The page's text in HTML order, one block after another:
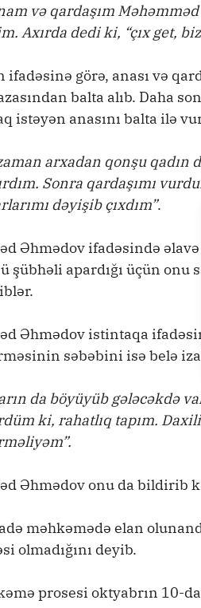
və qardaşım
Axırda dedi ki, “çıx get,
ifadəsinə görə, anası və
balta alıb. Daha
istəyən anasını balta ilə
arxadan qonşu
Sonra qardaşımı
dəyişib çıxdım”.
Əhmədov ifadəsində
şübhəli apardığı üçün
Əhmədov istintaqa
səbəbini isə belə
da böyüyüb gələcəkdə
ki, rahatlıq tapım.
Əhmədov onu da bildirib
məhkəmədə elan
olmadığını deyib.
prosesi oktyabrın 10-